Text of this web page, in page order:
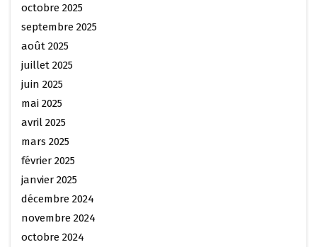
octobre 2025
septembre 2025
août 2025
juillet 2025
juin 2025
mai 2025
avril 2025
mars 2025
février 2025
janvier 2025
décembre 2024
novembre 2024
octobre 2024